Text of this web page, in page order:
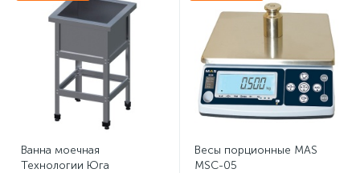
Ванна моечная
Технологии Юга
Весы порционные MAS
MSC-05